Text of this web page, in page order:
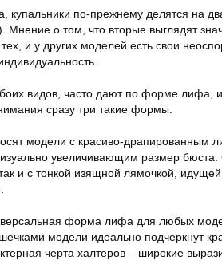
купальники по-прежнему делятся на
Мнение о том, что вторые выглядят
и у других моделей есть свои
видов, часто дают по форме лифа,
сразу три такие формы.
модели с красиво-драпированным
увеличивающим размер бюста.
и с тонкой изящной лямочкой,
форма лифа для любых
модели идеально подчеркнут
черта халтеров – широкие